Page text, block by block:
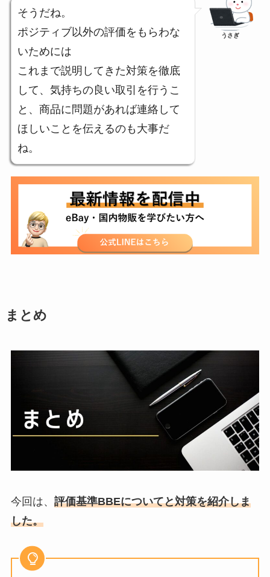
そうだね。
ポジティブ以外の評価をもらわな
いためには
これまで説明してきた対策を徹底
して、気持ちの良い取引を行うこ
と、商品に問題があれば連絡して
ほしいことを伝えるのも大事だ
ね。
うさぎ
まとめ
今回は、 評価基準BBEについてと対策を紹介しま
した。